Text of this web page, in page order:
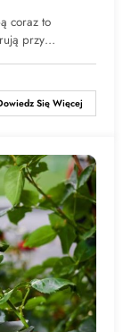
coraz to
przy…
Się Więcej